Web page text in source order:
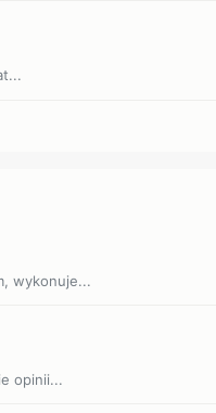
wykonuje...
opinii...